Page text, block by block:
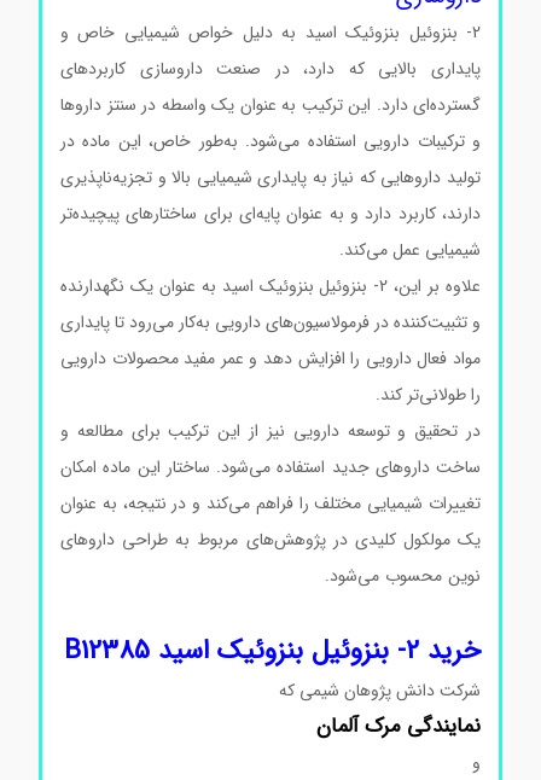
2- بنزوئیل بنزوئیک اسید به دلیل خواص شیمیایی خاص و
پایداری بالایی که دارد، در صنعت داروسازی کاربردهای
گسترده‌ای دارد. این ترکیب به عنوان یک واسطه در سنتز داروها
و ترکیبات دارویی استفاده می‌شود. به‌طور خاص، این ماده در
تولید داروهایی که نیاز به پایداری شیمیایی بالا و تجزیه‌ناپذیری
دارند، کاربرد دارد و به عنوان پایه‌ای برای ساختارهای پیچیده‌تر
شیمیایی عمل می‌کند.
علاوه بر این، 2- بنزوئیل بنزوئیک اسید به عنوان یک نگهدارنده
و تثبیت‌کننده در فرمولاسیون‌های دارویی به‌کار می‌رود تا پایداری
مواد فعال دارویی را افزایش دهد و عمر مفید محصولات دارویی
را طولانی‌تر کند.
در تحقیق و توسعه دارویی نیز از این ترکیب برای مطالعه و
ساخت داروهای جدید استفاده می‌شود. ساختار این ماده امکان
تغییرات شیمیایی مختلف را فراهم می‌کند و در نتیجه، به عنوان
یک مولکول کلیدی در پژوهش‌های مربوط به طراحی داروهای
نوین محسوب می‌شود.
خرید 2- بنزوئیل بنزوئیک اسید B12385
شرکت دانش پژوهان شیمی که
نمایندگیمرکآلمان